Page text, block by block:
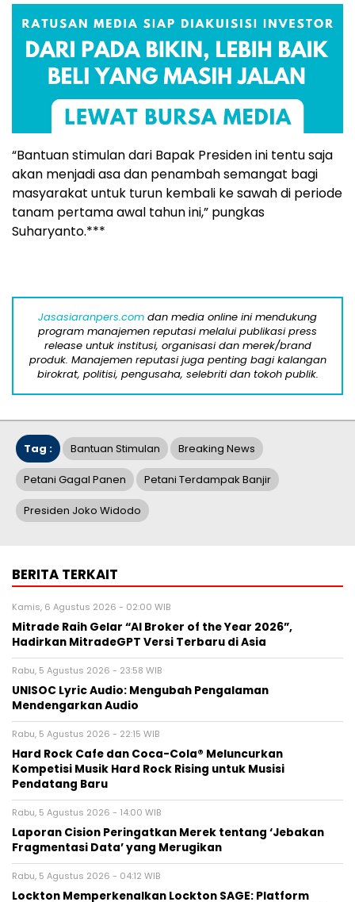
“Bantuan stimulan dari Bapak Presiden ini tentu saja
akan menjadi asa dan penambah semangat bagi
masyarakat untuk turun kembali ke sawah di periode
tanam pertama awal tahun ini,” pungkas
Suharyanto.***
Jasasiaranpers.com dan media online ini mendukung
program manajemen reputasi melalui publikasi press
release untuk institusi, organisasi dan merek/brand
produk. Manajemen reputasi juga penting bagi kalangan
birokrat, politisi, pengusaha, selebriti dan tokoh publik.
Tag : Bantuan Stimulan Breaking News
Petani Gagal Panen Petani Terdampak Banjir
Presiden Joko Widodo
BERITA TERKAIT
Kamis, 6 Agustus 2026 - 02:00 WIB
Mitrade Raih Gelar “AI Broker of the Year 2026”,
Hadirkan MitradeGPT Versi Terbaru di Asia
Rabu, 5 Agustus 2026 - 23:58 WIB
UNISOC Lyric Audio: Mengubah Pengalaman
Mendengarkan Audio
Rabu, 5 Agustus 2026 - 22:15 WIB
Hard Rock Cafe dan Coca-Cola® Meluncurkan
Kompetisi Musik Hard Rock Rising untuk Musisi
Pendatang Baru
Rabu, 5 Agustus 2026 - 14:00 WIB
Laporan Cision Peringatkan Merek tentang ‘Jebakan
Fragmentasi Data’ yang Merugikan
Rabu, 5 Agustus 2026 - 04:12 WIB
Lockton Memperkenalkan Lockton SAGE: Platform